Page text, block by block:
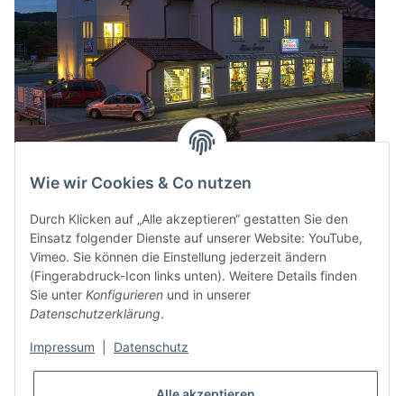
Wie wir Cookies & Co nutzen
Durch Klicken auf „Alle akzeptieren“ gestatten Sie den
Einsatz folgender Dienste auf unserer Website: YouTube,
Vimeo. Sie können die Einstellung jederzeit ändern
(Fingerabdruck-Icon links unten). Weitere Details finden
Sie unter Konfigurieren und in unserer
Datenschutzerklärung.
Impressum Datenschutz
* Alle Preise inkl. gesetzlicher USt., zzgl.